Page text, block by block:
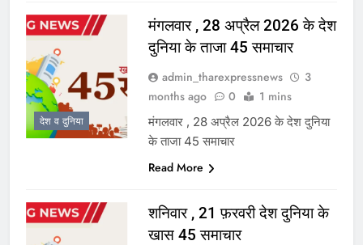
देश व दुनिया
मंगलवार , 28 अप्रैल 2026 के देश
दुनिया के ताजा 45 समाचार
admin_tharexpressnews
3
months ago
0 1 mins
मंगलवार , 28 अप्रैल 2026 के देश दुनिया
के ताजा 45 समाचार
Read More
शनिवार , 21 फ़रवरी देश दुनिया के
खास 45 समाचार